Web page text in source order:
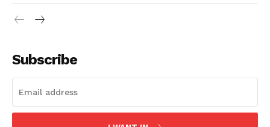
Subscribe